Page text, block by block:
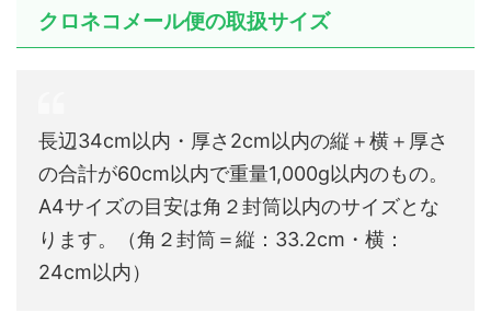
クロネコメール便の取扱サイズ
長辺34cm以内・厚さ2cm以内の縦＋横＋厚さ
の合計が60cm以内で重量1,000g以内のもの。
A4サイズの目安は角２封筒以内のサイズとな
ります。（角２封筒＝縦：33.2cm・横：
24cm以内）